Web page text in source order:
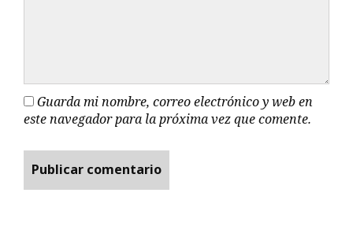
Guarda mi nombre, correo electrónico y web en
este navegador para la próxima vez que comente.